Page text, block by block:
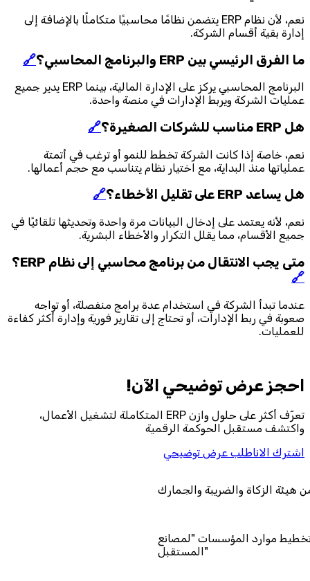
نعم، لأن نظام ERP يتضمن نظامًا محاسبيًا متكاملًا بالإضافة إلى
إدارة بقية أقسام الشركة.
ما الفرق الرئيسي بين ERP والبرنامج المحاسبي؟ 🔗
البرنامج المحاسبي يركز على الإدارة المالية، بينما ERP يدير جميع
عمليات الشركة ويربط الإدارات في منصة واحدة.
هل ERP مناسب للشركات الصغيرة؟ 🔗
نعم، خاصة إذا كانت الشركة تخطط للنمو أو ترغب في أتمتة
عملياتها منذ البداية، مع اختيار نظام يتناسب مع حجم أعمالها.
هل يساعد ERP على تقليل الأخطاء؟ 🔗
نعم، لأنه يعتمد على إدخال البيانات مرة واحدة وتحديثها تلقائيًا في
جميع الأقسام، مما يقلل التكرار والأخطاء البشرية.
متى يجب الانتقال من برنامج محاسبي إلى نظام ERP؟
🔗
عندما تبدأ الشركة في استخدام عدة برامج منفصلة، أو تواجه
صعوبة في ربط الإدارات، أو تحتاج إلى تقارير فورية وإدارة أكثر كفاءة
للعمليات.
احجز‎ عرض توضيحي الآن!
تعرّف أكثر على حلول وازن ERP المتكاملة لتشغيل الأعمال،
واكتشف مستقبل الحوكمة الرقمية
اشترك الاناطلب عرض توضيحي
معتمد من هيئة الزكاة والضريبة والجمارك
خدمة تخطيط موارد المؤسسات "لمصانع